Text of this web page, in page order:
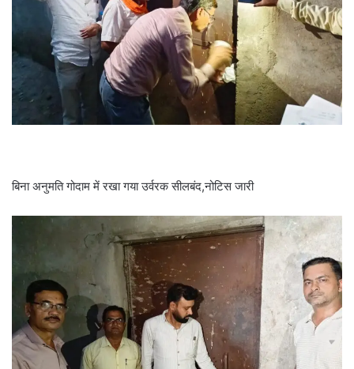
बिना अनुमति गोदाम में रखा गया उर्वरक सीलबंद,नोटिस जारी